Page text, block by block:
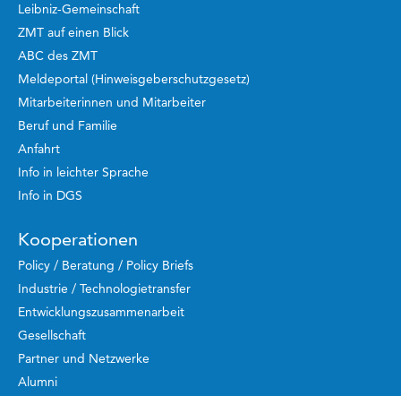
Leibniz-Gemeinschaft
ZMT auf einen Blick
ABC des ZMT
Meldeportal (Hinweisgeberschutzgesetz)
Mitarbeiterinnen und Mitarbeiter
Beruf und Familie
Anfahrt
Info in leichter Sprache
Info in DGS
Kooperationen
Policy / Beratung / Policy Briefs
Industrie / Technologietransfer
Entwicklungszusammenarbeit
Gesellschaft
Partner und Netzwerke
Alumni